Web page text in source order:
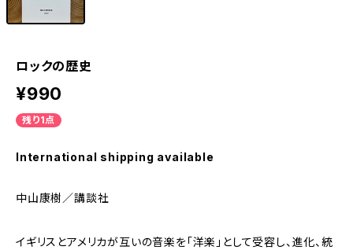
ロックの歴史
¥990
残り1点
International shipping available
中山康樹／講談社
イギリスとアメリカが互いの音楽を「洋楽」として受容し、進化、統